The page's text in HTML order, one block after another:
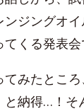
ンジングオ
くる発表会
てみたとこ
と納得…！そ